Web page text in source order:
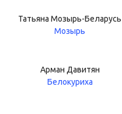
Татьяна Мозырь-Беларусь
Мозырь
Арман Давитян
Белокуриха